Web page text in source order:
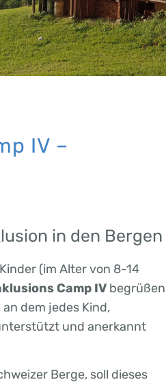
IV –
in den Bergen
(im Alter von 8-14
Camp IVbegrüßen
dem jedes Kind,
und anerkannt
Berge, soll dieses